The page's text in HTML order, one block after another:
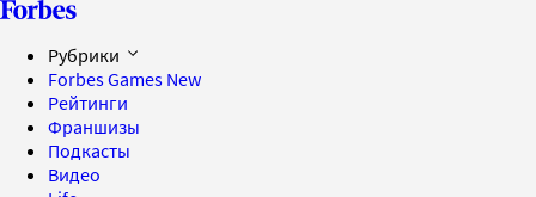
Рубрики
Forbes Games New
Рейтинги
Франшизы
Подкасты
Видео